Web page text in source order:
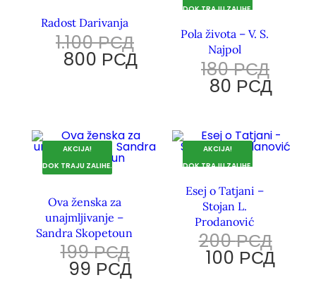
Radost Darivanja
1.100РСД
800 РСД
DOK TRAJU ZALIHE.
Pola života – V. S.
Najpol
180РСД
80 РСД
AKCIJA!
DOK TRAJU ZALIHE.
Ova ženska za
unajmljivanje –
Sandra Skopetoun
199РСД
99 РСД
AKCIJA!
DOK TRAJU ZALIHE.
Esej o Tatjani –
Stojan L.
Prodanović
200РСД
100 РСД